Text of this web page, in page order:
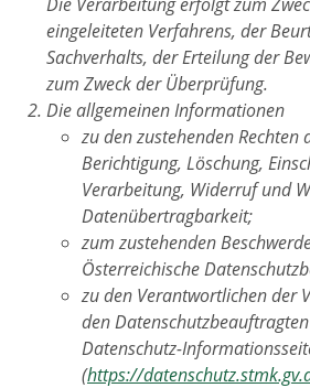
eingeleiteten Verfahrens, der
Sachverhalts, der Erteilung der
zum Zweck der Überprüfung.
Die allgemeinen Informationen
zu den zustehenden Rechten
Berichtigung, Löschung,
Verarbeitung, Widerruf und
Datenübertragbarkeit;
zum zustehenden
Österreichische
zu den Verantwortlichen der
den
Datenschutz-
(https://